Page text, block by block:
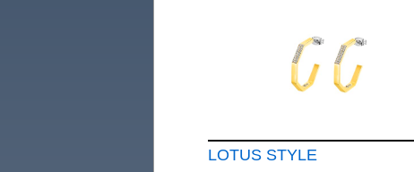
LOTUS STYLE